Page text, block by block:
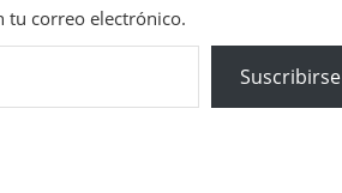
tu correo electrónico.
Suscribirse